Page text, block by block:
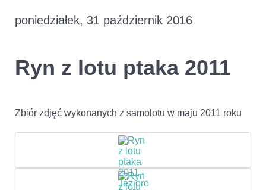
poniedziałek, 31 październik 2016
Ryn z lotu ptaka 2011
Zbiór zdjęć wykonanych z samolotu w maju 2011 roku